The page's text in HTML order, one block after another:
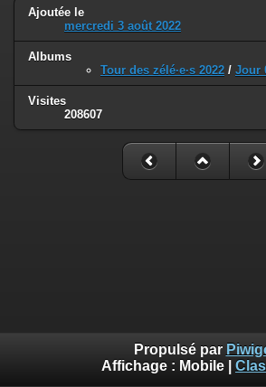
Ajoutée le
mercredi 3 août 2022
Albums
Tour des zélé·e·s 2022 / Jour
Visites
208607
Propulsé par
Affichage : Mobile